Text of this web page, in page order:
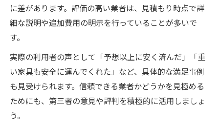
に差があります。評価の高い業者は、見積もり時点で詳
細な説明や追加費用の明示を行っていることが多いで
す。
実際の利用者の声として「予想以上に安く済んだ」「重
い家具も安全に運んでくれた」など、具体的な満足事例
も見受けられます。信頼できる業者かどうかを見極める
ためにも、第三者の意見や評判を積極的に活用しましょ
う。